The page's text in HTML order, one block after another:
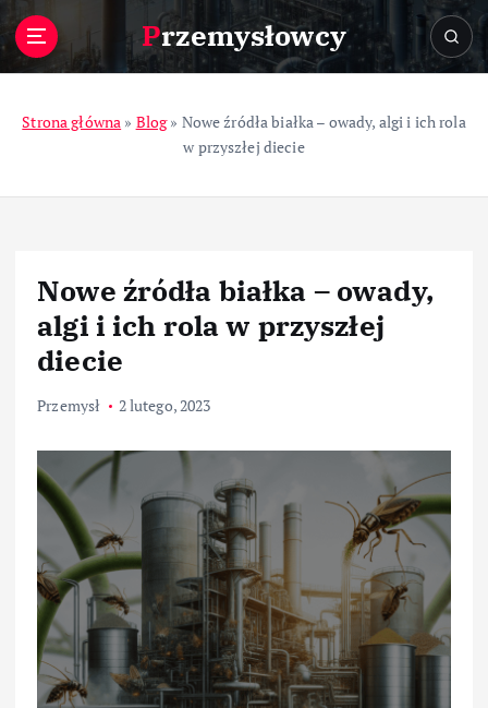
Przemysłowcy
Strona główna » Blog» Nowe źródła białka – owady, algi i ich rola
w przyszłej diecie
Nowe źródła białka – owady,
algi i ich rola w przyszłej
diecie
Przemysł 2 lutego, 2023